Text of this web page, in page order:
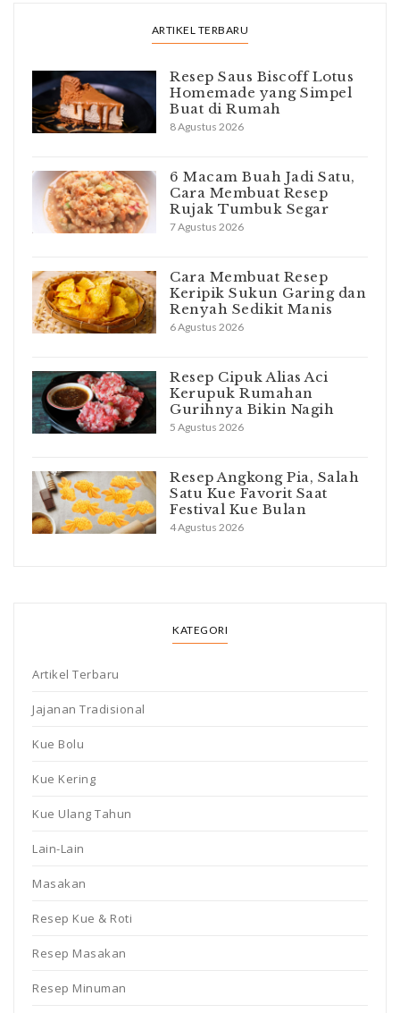
ARTIKEL TERBARU
Resep Saus Biscoff Lotus
Homemade yang Simpel
Buat di Rumah
8 Agustus 2026
6 Macam Buah Jadi Satu,
Cara Membuat Resep
Rujak Tumbuk Segar
7 Agustus 2026
Cara Membuat Resep
Keripik Sukun Garing dan
Renyah Sedikit Manis
6 Agustus 2026
Resep Cipuk Alias Aci
Kerupuk Rumahan
Gurihnya Bikin Nagih
5 Agustus 2026
Resep Angkong Pia, Salah
Satu Kue Favorit Saat
Festival Kue Bulan
4 Agustus 2026
KATEGORI
Artikel Terbaru
Jajanan Tradisional
Kue Bolu
Kue Kering
Kue Ulang Tahun
Lain-Lain
Masakan
Resep Kue & Roti
Resep Masakan
Resep Minuman